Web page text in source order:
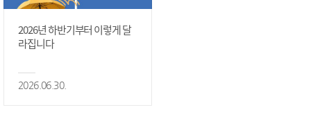
2026년 하반기부터 이렇게 달
라집니다
2026.06.30.